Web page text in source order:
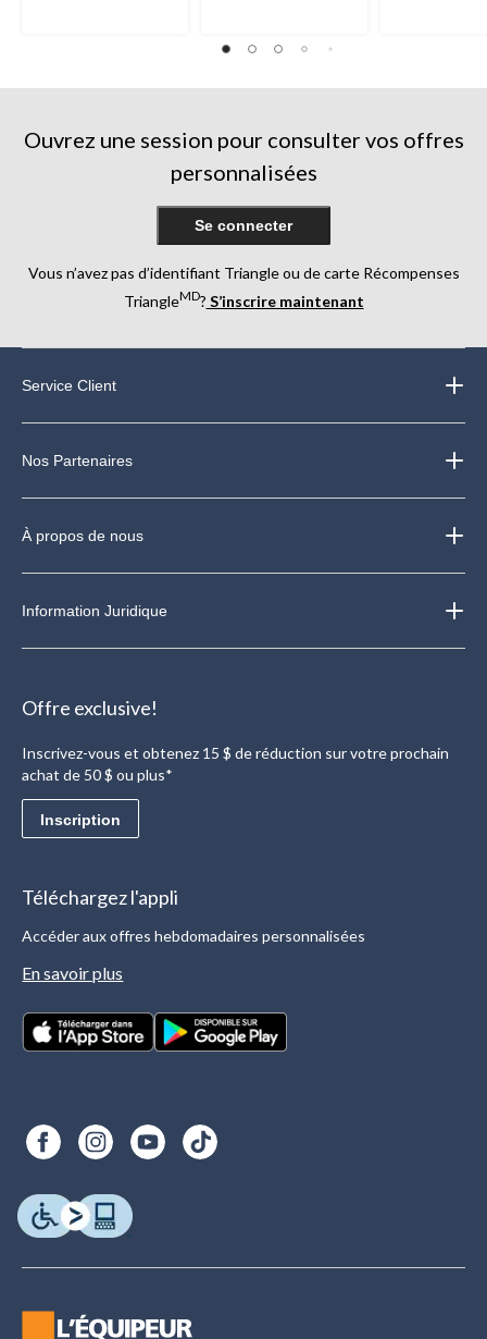
Ouvrez une session pour consulter vos offres
personnalisées
Se connecter
Vous n’avez pas d’identifiant Triangle ou de carte Récompenses
TriangleMD? S’inscrire maintenant
Service Client
Nos Partenaires
À propos de nous
Information Juridique
Offre exclusive!
Inscrivez-vous et obtenez 15 $ de réduction sur votre prochain
achat de 50 $ ou plus*
Inscription
Téléchargez l'appli
Accéder aux offres hebdomadaires personnalisées
En savoir plus